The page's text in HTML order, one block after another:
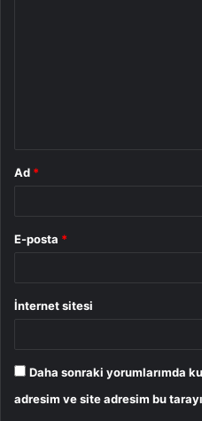
Ad *
E-posta *
İnternet sitesi
Daha sonraki yorumlarımda
adresim ve site adresim bu